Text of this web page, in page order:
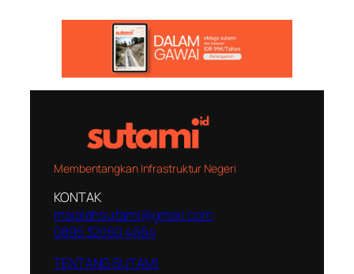
Membentangkan Infrastruktur Negeri
KONTAK
majalahsutami@gmail.com
0895 32050 4664
TENTANG SUTAMI